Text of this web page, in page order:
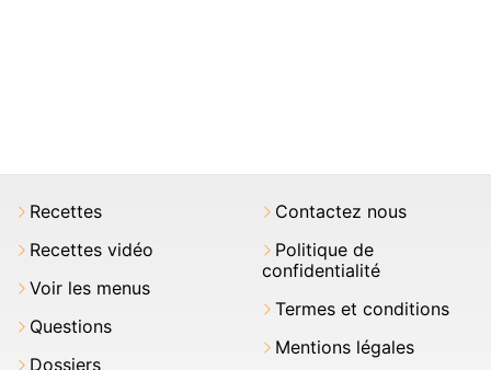
Recettes
Recettes vidéo
Voir les menus
Questions
Dossiers
Contactez nous
Politique de
confidentialité
Termes et conditions
Mentions légales